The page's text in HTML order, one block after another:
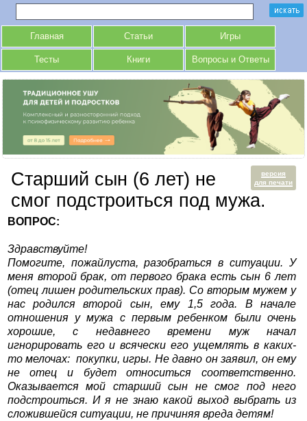
Главная Статьи Игры
Тесты Книги Вопросы и Ответы
версия
для печати
Старший сын (6 лет) не
смог подстроиться под мужа.
ВОПРОС:
Здравствуйте!
Помогите, пожайлуста, разобраться в ситуации. У
меня второй брак, от первого брака есть сын 6 лет
(отец лишен родительских прав). Со вторым мужем у
нас родился второй сын, ему 1,5 года. В начале
отношения у мужа с первым ребенком были очень
хорошие, с недавнего времени муж начал
игнорировать его и всячески его ущемлять в каких-
то мелочах: покупки, игры. Не давно он заявил, он ему
не отец и будет относиться соответственно.
Оказывается мой старший сын не смог под него
подстроиться. И я не знаю какой выход выбрать из
сложившейся ситуации, не причиняя вреда детям!